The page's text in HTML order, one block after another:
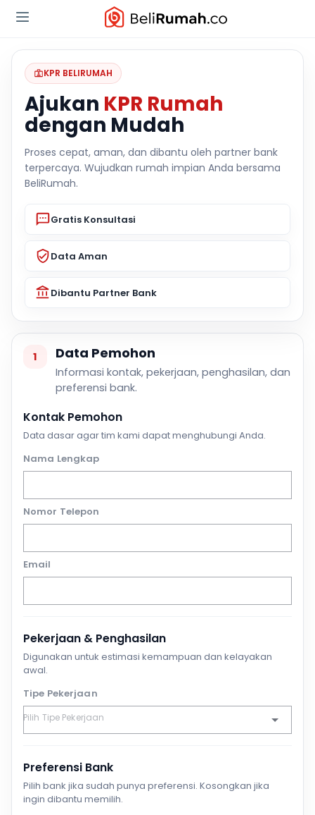
KPR BELIRUMAH
Ajukan KPR Rumah
dengan Mudah
Proses cepat, aman, dan dibantu oleh partner bank
terpercaya. Wujudkan rumah impian Anda bersama
BeliRumah.
Gratis Konsultasi
Data Aman
Dibantu Partner Bank
1 Data Pemohon
Informasi kontak, pekerjaan, penghasilan, dan
preferensi bank.
Kontak Pemohon
Data dasar agar tim kami dapat menghubungi Anda.
Nama Lengkap
Nomor Telepon
Email
Pekerjaan & Penghasilan
Digunakan untuk estimasi kemampuan dan kelayakan
awal.
Tipe Pekerjaan
Preferensi Bank
Pilih bank jika sudah punya preferensi. Kosongkan jika
ingin dibantu memilih.